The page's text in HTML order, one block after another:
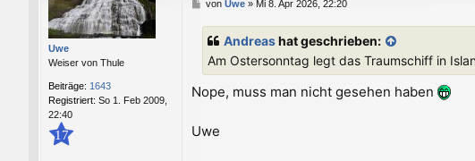
Uwe
Weiser von Thule
Beiträge: 1643
Registriert: So 1. Feb 2009,
22:40
17
B
a
g
von Uwe» Mi 8. Apr 2026, 22:20
Andreashat geschrieben:
Am Ostersonntag legt das Traumschiff in
Nope, muss man nicht gesehen haben
Uwe